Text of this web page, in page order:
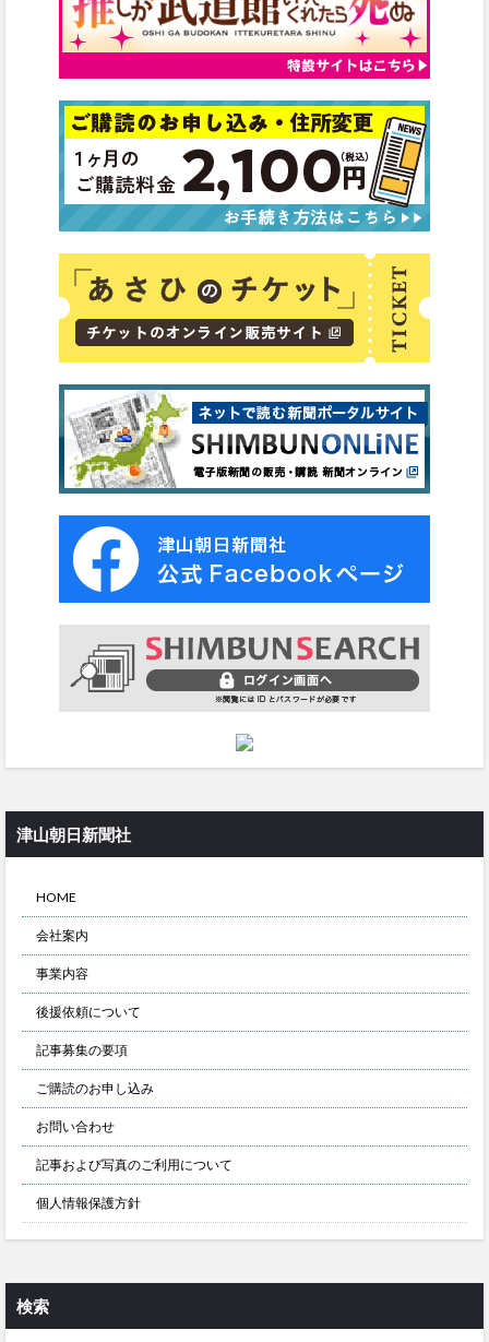
津山朝日新聞社
HOME
会社案内
事業内容
後援依頼について
記事募集の要項
ご購読のお申し込み
お問い合わせ
記事および写真のご利用について
個人情報保護方針
検索